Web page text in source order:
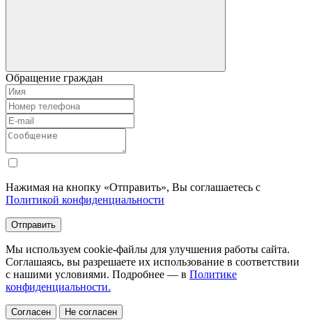
Обращение граждан
Нажимая на кнопку «Отправить», Вы соглашаетесь с
Политикой конфиденциальности
Отправить
Мы используем cookie-файлы для улучшения работы сайта.
Соглашаясь, вы разрешаете их использование в соответствии
с нашими условиями. Подробнее — в Политике
конфиденциальности.
Согласен Не согласен